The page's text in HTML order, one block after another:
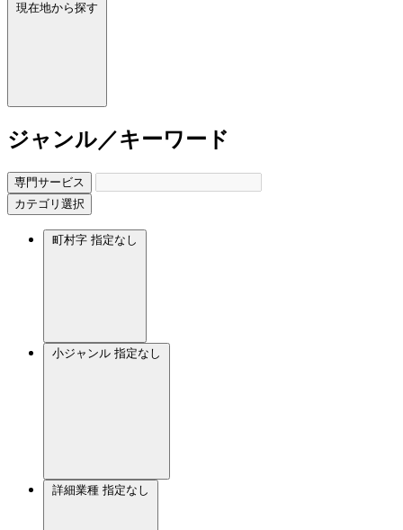
現在地から探す
ジャンル／キーワード
専門サービス
カテゴリ選択
町村字 指定なし
小ジャンル 指定なし
詳細業種 指定なし